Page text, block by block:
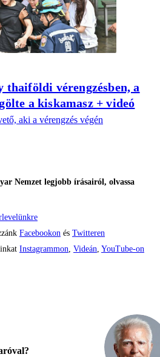
thaiföldi vérengzésben, a
a kiskamasz + videó
aki a vérengzés végén
Nemzet legjobb írásairól, olvassa
Facebookon és Twitteren
Instagrammon Videán YouTube-on